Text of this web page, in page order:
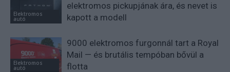
Elektromos
autó
elektromos pickupjának ára, és nevet is
kapott a modell
Elektromos
autó
9000 elektromos furgonnál tart a Royal
Mail — és brutális tempóban bővül a
flotta